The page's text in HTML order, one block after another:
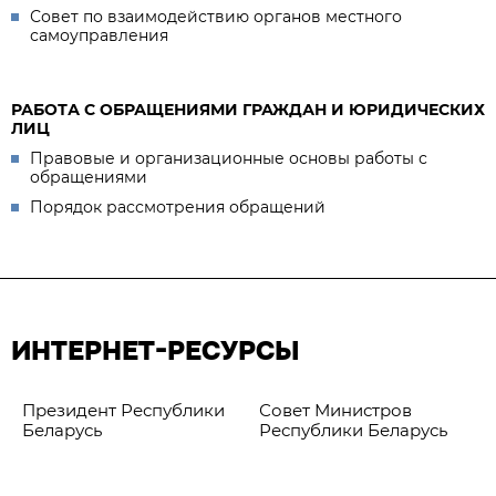
Совет по взаимодействию органов местного
самоуправления
РАБОТА С ОБРАЩЕНИЯМИ ГРАЖДАН И ЮРИДИЧЕСКИХ
ЛИЦ
Правовые и организационные основы работы с
обращениями
Порядок рассмотрения обращений
ИНТЕРНЕТ-РЕСУРСЫ
Президент Республики
Беларусь
Совет Министров
Республики Беларусь